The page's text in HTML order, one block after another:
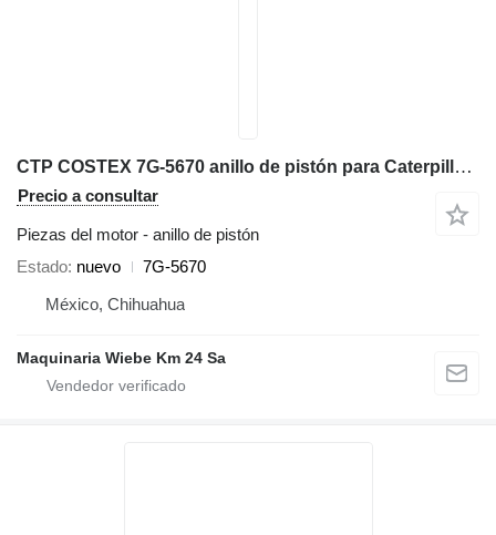
CTP COSTEX 7G-5670 anillo de pistón para Caterpillar 972K D6D D7H cargadora de ruedas
Precio a consultar
Piezas del motor - anillo de pistón
Estado nuevo
7G-5670
México, Chihuahua
Maquinaria Wiebe Km 24 Sa